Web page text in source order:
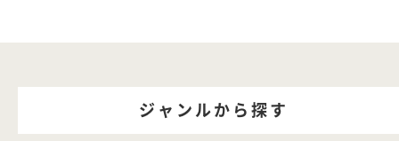
ジャンルから探す